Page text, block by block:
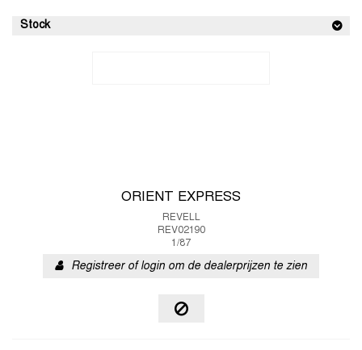
Stock
ORIENT EXPRESS
REVELL
REV02190
1/87
Registreer of login om de dealerprijzen te zien